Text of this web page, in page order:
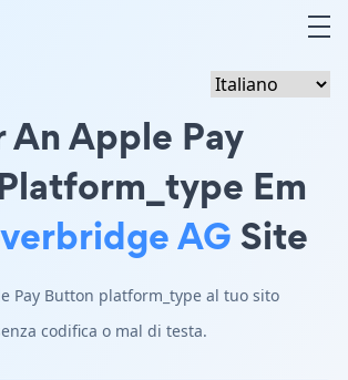
An Apple Pay
Em
AGSite
Pay Button platform_type al tuo sito
codifica o mal di testa.